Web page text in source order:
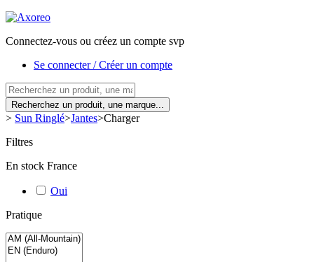
Connectez-vous ou créez un compte svp
Se connecter / Créer un compte
Recherchez un produit, une marque...
> Sun Ringlé>Jantes>Charger
Filtres
En stock France
Oui
Pratique